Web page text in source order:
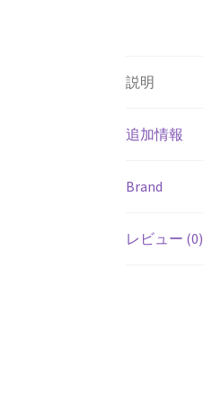
説明
追加情報
Brand
レビュー (0)